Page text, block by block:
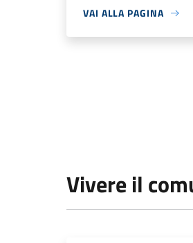
VAI ALLA PAGINA
Vivere il